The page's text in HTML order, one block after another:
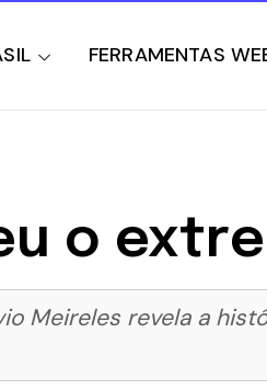
FERRAMENTAS
o
Meireles revela a